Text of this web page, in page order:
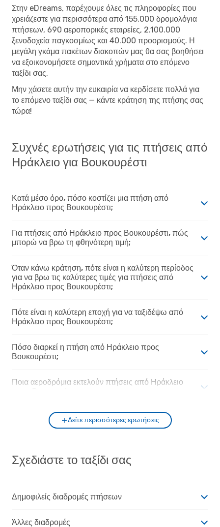
Στην eDreams, παρέχουμε όλες τις πληροφορίες που
χρειάζεστε για περισσότερα από 155.000 δρομολόγια
πτήσεων, 690 αεροπορικές εταιρείες, 2.100.000
ξενοδοχεία παγκοσμίως και 40.000 προορισμούς. Η
μεγάλη γκάμα πακέτων διακοπών μας θα σας βοηθήσει
να εξοικονομήσετε σημαντικά χρήματα στο επόμενο
ταξίδι σας.
Μην χάσετε αυτήν την ευκαιρία να κερδίσετε πολλά για
το επόμενο ταξίδι σας — κάντε κράτηση της πτήσης σας
τώρα!
Συχνές ερωτήσεις για τις πτήσεις από
Ηράκλειο για Βουκουρέστι
Κατά μέσο όρο, πόσο κοστίζει μια πτήση από
Ηράκλειο προς Βουκουρέστι;
Για πτήσεις από Ηράκλειο προς Βουκουρέστι, πώς
μπορώ να βρω τη φθηνότερη τιμή;
Όταν κάνω κράτηση, πότε είναι η καλύτερη περίοδος
για να βρω τις καλύτερες τιμές για πτήσεις από
Ηράκλειο προς Βουκουρέστι;
Πότε είναι η καλύτερη εποχή για να ταξιδέψω από
Ηράκλειο προς Βουκουρέστι;
Πόσο διαρκεί η πτήση από Ηράκλειο προς
Βουκουρέστι;
Ποια αεροδρόμια εκτελούν πτήσεις από Ηράκλειο
Δείτε περισσότερες ερωτήσεις
Σχεδιάστε το ταξίδι σας
Δημοφιλείς διαδρομές πτήσεων
Άλλες διαδρομές